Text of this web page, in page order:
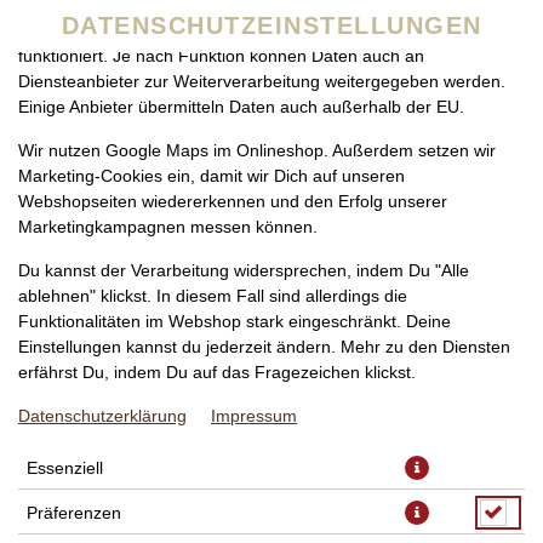
TIRAMISU AL PISTACCHIO
DATENSCHUTZEINSTELLUNGEN
benötigt, damit bei Deinem Besuch unseres Webshops auch alles
funktioniert. Je nach Funktion können Daten auch an
Diensteanbieter zur Weiterverarbeitung weitergegeben werden.
Einige Anbieter übermitteln Daten auch außerhalb der EU.
Wir nutzen Google Maps im Onlineshop. Außerdem setzen wir
Marketing-Cookies ein, damit wir Dich auf unseren
Webshopseiten wiedererkennen und den Erfolg unserer
Marketingkampagnen messen können.
Du kannst der Verarbeitung widersprechen, indem Du "Alle
ablehnen" klickst. In diesem Fall sind allerdings die
Funktionalitäten im Webshop stark eingeschränkt. Deine
Einstellungen kannst du jederzeit ändern. Mehr zu den Diensten
erfährst Du, indem Du auf das Fragezeichen klickst.
Datenschutzerklärung Impressum
Essenziell
Präferenzen